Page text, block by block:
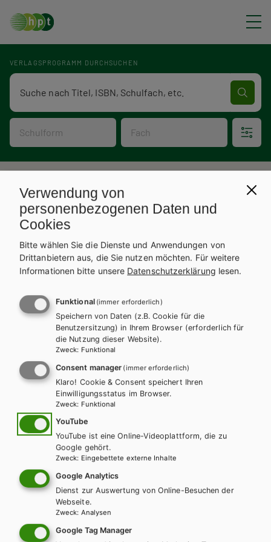
VERLAGSPROGRAMM DURCHSUCHEN
Schulform Fach
Verlagsprogramm Volltextsuche
P
d
n
a
g
o
V
e
a
p
o
m
Es konnten keine passenden
Produkte gefunden werden.
Ändern Sie die Suchkriterien oder setzten Sie die Suche
zurück.
Zurücksetzen
Wir sind gerne für Sie da!
Verwendung von
personenbezogenen Daten und
Cookies
Bitte wählen Sie die Dienste und Anwendungen von
Drittanbietern aus, die Sie nutzen möchten. Für weitere
Informationen bitte unsere Datenschutzerklärung lesen.
Funktional (immer erforderlich)
Speichern von Daten (z.B. Cookie für die
Benutzersitzung) in Ihrem Browser (erforderlich für
die Nutzung dieser Website).
Zweck: Funktional
Consent manager (immer erforderlich)
Klaro! Cookie & Consent speichert Ihren
Einwilligungsstatus im Browser.
Zweck: Funktional
YouTube
YouTube ist eine Online-Videoplattform, die zu
Google gehört.
Zweck: Eingebettete externe Inhalte
Google Analytics
Dienst zur Auswertung von Online-Besuchen der
Webseite.
Zweck: Analysen
Google Tag Manager